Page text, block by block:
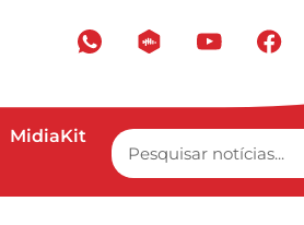
MidiaKit